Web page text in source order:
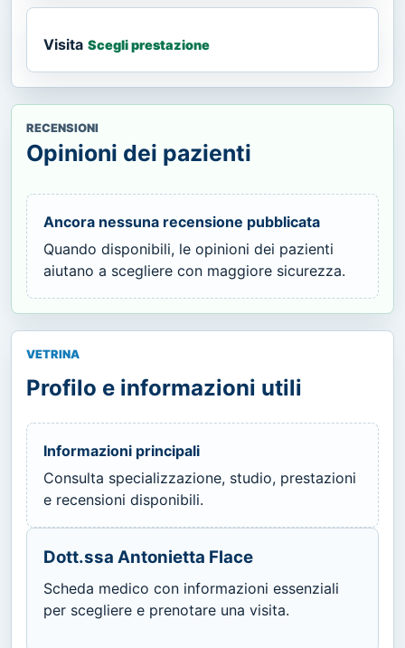
Visita Scegli prestazione
RECENSIONI
Opinioni dei pazienti
Ancora nessuna recensione pubblicata
Quando disponibili, le opinioni dei pazienti
aiutano a scegliere con maggiore sicurezza.
VETRINA
Profilo e informazioni utili
Informazioni principali
Consulta specializzazione, studio, prestazioni
e recensioni disponibili.
Dott.ssa Antonietta Flace
Scheda medico con informazioni essenziali
per scegliere e prenotare una visita.